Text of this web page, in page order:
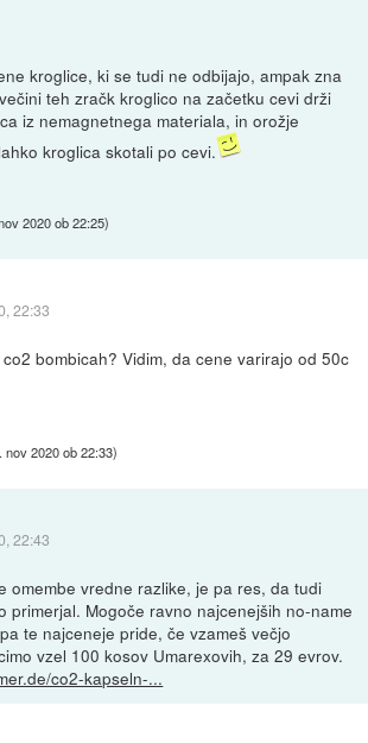
kroglice, ki se tudi ne odbijajo, ampak zna
teh zračk kroglico na začetku cevi drži
iz nemagnetnega materiala, in orožje
kroglica skotali po cevi.
2020 ob 22:25)
22:33
bombicah? Vidim, da cene varirajo od 50c
nov 2020 ob 22:33)
22:43
omembe vredne razlike, je pa res, da tudi
primerjal. Mogoče ravno najcenejših no-name
te najceneje pride, če vzameš večjo
vzel 100 kosov Umarexovih, za 29 evrov.
co2-kapseln-...